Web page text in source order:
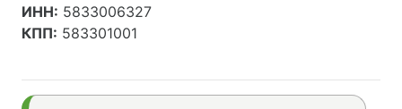
ИНН: 5833006327
КПП: 583301001